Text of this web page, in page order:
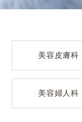
美容皮膚科
美容婦人科